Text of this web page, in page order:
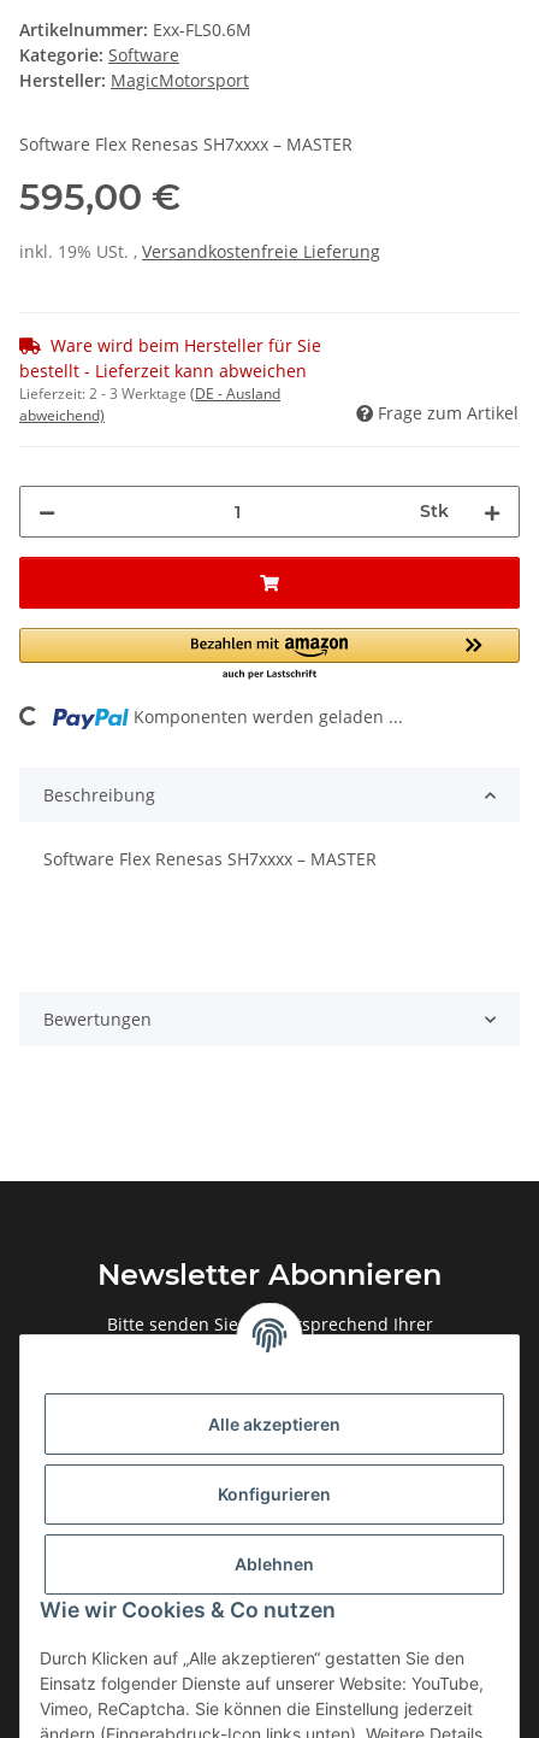
Alle akzeptieren
Konfigurieren
Ablehnen
Wie wir Cookies & Co nutzen
Durch Klicken auf „Alle akzeptieren“ gestatten Sie den
Einsatz folgender Dienste auf unserer Website: YouTube,
Vimeo, ReCaptcha. Sie können die Einstellung jederzeit
ändern (Fingerabdruck-Icon links unten). Weitere Details
Artikelnummer: Exx-FLS0.6M
Kategorie: Software
Hersteller: MagicMotorsport
Software Flex Renesas SH7xxxx – MASTER
595,00 €
inkl. 19% USt. , Versandkostenfreie Lieferung
Ware wird beim Hersteller für Sie
bestellt - Lieferzeit kann abweichen
Lieferzeit:2 - 3 Werktage (DE - Ausland
abweichend)
Frage zum Artikel
Stk
Loading... Komponenten werden geladen ...
Beschreibung
Software Flex Renesas SH7xxxx – MASTER
Bewertungen
Newsletter Abonnieren
Bitte senden Sie mir entsprechend Ihrer
regelmäßig und jederzeit widerruflich
Newsletter Abonnieren
Gesetzliche Informationen
Service